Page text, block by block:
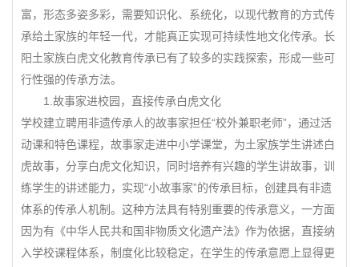
富，形态多姿多彩，需要知识化、系统化，以现代教育的方式传
承给土家族的年轻一代，才能真正实现可持续性地文化传承。长
阳土家族白虎文化教育传承已有了较多的实践探索，形成一些可
行性强的传承方法。
1.故事家进校园，直接传承白虎文化
学校建立聘用非遗传承人的故事家担任“校外兼职老师”，通过活
动课和特色课程，故事家走进中小学课堂，为土家族学生讲述白
虎故事，分享白虎文化知识，同时培养有兴趣的学生讲故事，训
练学生的讲述能力，实现“小故事家”的传承目标，创建具有非遗
体系的传承人机制。这种方法具有特别重要的传承意义，一方面
因为有《中华人民共和国非物质文化遗产法》作为依据，直接纳
入学校课程体系，制度化比较稳定，在学生的传承意愿上显得更